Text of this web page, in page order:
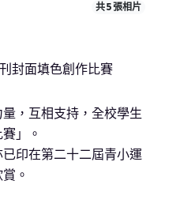
共 5 張相片
封面填色創作比賽
，互相支持，全校學生
」。
印在第二十二屆青小運
。